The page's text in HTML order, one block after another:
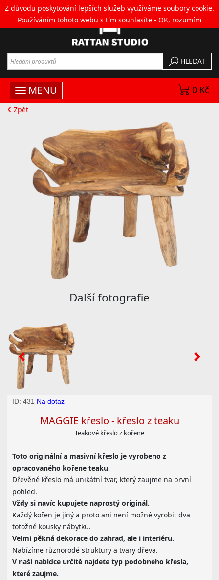
Z důvodu poskytování lepších služeb využíváme soubory cookie.
Používáním tohoto webu s tím souhlasíte - OK, rozumím
HLEDAT
MENU 0 Kč
Zpět
Další fotografie
ID: 431 Na dotaz
MAGGIE křeslo - křeslo z teaku
Teakové křeslo z kořene
Toto originální a masivní křeslo je vyrobeno z
opracovaného kořene teaku.
Dřevěné křeslo má unikátní tvar, který zaujme na první
pohled.
Vždy si navíc kupujete naprostý originál.
Každý kořen je jiný a proto ani není možné vyrobit dva
totožné kousky nábytku.
Velmi pěkná dekorace do zahrad, ale i interiéru.
Nabízíme různorodé struktury a tvary dřeva.
V naší nabídce určitě najdete typ podobného křesla,
které zaujme.